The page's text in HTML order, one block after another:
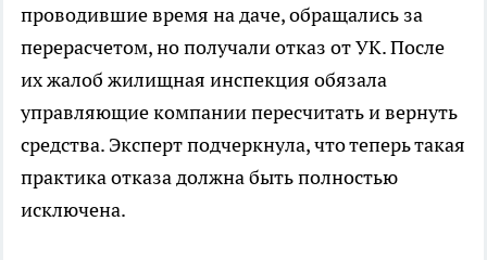
проводившие время на даче, обращались за
перерасчетом, но получали отказ от УК. После
их жалоб жилищная инспекция обязала
управляющие компании пересчитать и вернуть
средства. Эксперт подчеркнула, что теперь такая
практика отказа должна быть полностью
исключена.